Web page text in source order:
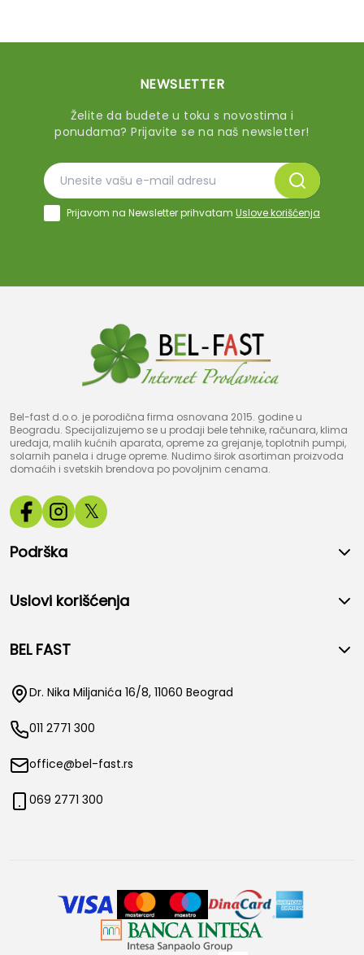
NEWSLETTER
Želite da budete u toku s novostima i
ponudama? Prijavite se na naš newsletter!
Prijavom na Newsletter prihvatam Uslove korišćenja
Bel-fast d.o.o. je porodična firma osnovana 2015. godine u
Beogradu. Specijalizujemo se u prodaji bele tehnike, računara, klima
uređaja, malih kućnih aparata, opreme za grejanje, toplotnih pumpi,
solarnih panela i druge opreme. Nudimo širok asortiman proizvoda
domaćih i svetskih brendova po povoljnim cenama.
𝕏
Podrška
Uslovi korišćenja
BEL FAST
Dr. Nika Miljanića 16/8, 11060 Beograd
011 2771 300
office@bel-fast.rs
069 2771 300